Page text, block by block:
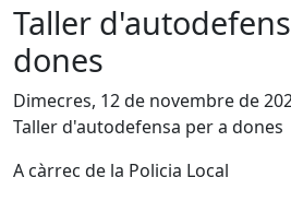
Taller
dones
Dimecres, 12 de novembre de
Taller d'autodefensa per a dones
A càrrec de la Policia Local